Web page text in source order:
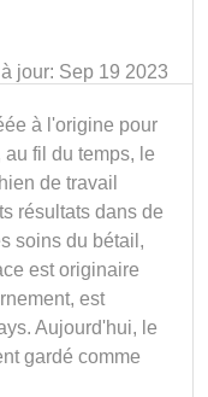
jour: Sep 19 2023
à l'origine pour
fil du temps, le
de travail
résultats dans de
soins du bétail,
est originaire
est
Aujourd'hui, le
gardé comme